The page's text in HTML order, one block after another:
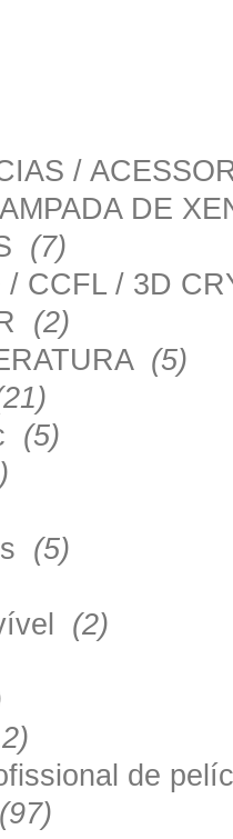
/
DE
(7)
/ CCFL / 3D
(2)
(5)
(5)
(5)
(2)
de
(97)